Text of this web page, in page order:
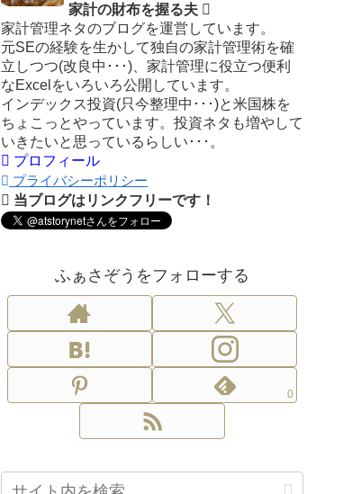
家計の財布を握る夫
家計管理ネタのブログを運営しています。
元SEの経験を生かして独自の家計管理術を確
立しつつ(改良中･･･)、家計管理に役立つ便利
なExcelをいろいろ公開しています。
インデックス投資(只今整理中･･･)と米国株を
ちょこっとやっています。投資ネタも増やして
いきたいと思っているらしい･･･。
プロフィール
プライバシーポリシー
当ブログはリンクフリーです！
ふぁさぞうをフォローする
0